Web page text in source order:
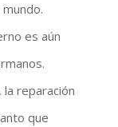
es aún
reparación
que